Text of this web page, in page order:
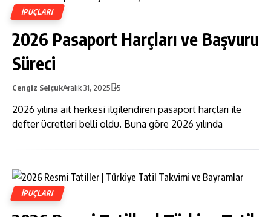
İPUÇLARI
2026 Pasaport Harçları ve Başvuru
Süreci
Cengiz SelçukAralık 31, 2025 5
2026 yılına ait herkesi ilgilendiren pasaport harçları ile
defter ücretleri belli oldu. Buna göre 2026 yılında
İPUÇLARI